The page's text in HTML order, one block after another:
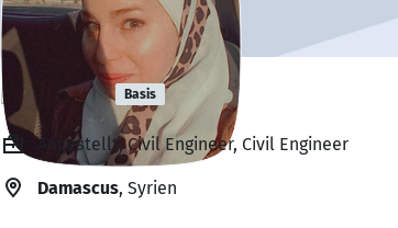
renia fa Basis
Angestellt, Civil Engineer, Civil Engineer
Damascus, Syrien